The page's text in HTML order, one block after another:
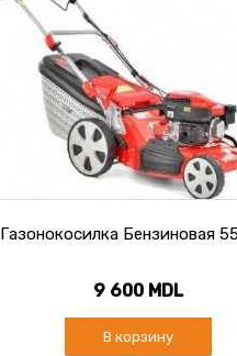
Газонокосилка Бензиновая
9 600 MDL
В корзину